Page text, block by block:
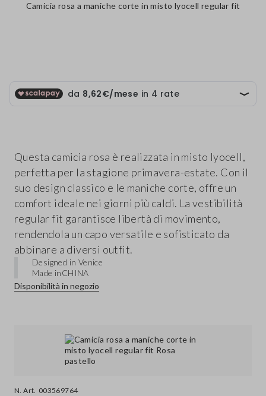
Camicia rosa a maniche corte in misto lyocell regular fit
N. Art. 003569764
Questa camicia rosa è realizzata in misto lyocell,
perfetta per la stagione primavera-estate. Con il
suo design classico e le maniche corte, offre un
comfort ideale nei giorni più caldi. La vestibilità
regular fit garantisce libertà di movimento,
rendendola un capo versatile e sofisticato da
abbinare a diversi outfit.
Designed in Venice
Made inCHINA
Disponibilità in negozio